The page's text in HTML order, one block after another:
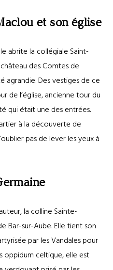
et son église
abrite la collégiale Saint-
des Comtes de
agrandie. Des vestiges de ce
de l’église, ancienne tour du
qui était une des entrées.
à la découverte de
pas de lever les yeux à
la colline Sainte-
Bar-sur-Aube. Elle tient son
par les Vandales pour
oppidum celtique, elle est